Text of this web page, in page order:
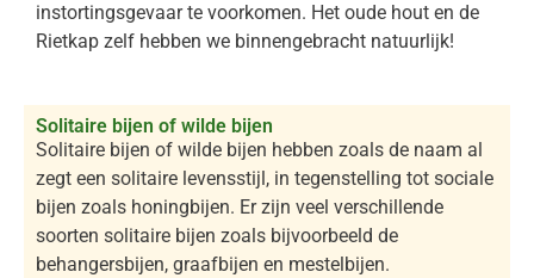
instortingsgevaar te voorkomen. Het oude hout en de
Rietkap zelf hebben we binnengebracht natuurlijk!
Solitaire bijen of wilde bijen
Solitaire bijen of wilde bijen hebben zoals de naam al
zegt een solitaire levensstijl, in tegenstelling tot sociale
bijen zoals honingbijen. Er zijn veel verschillende
soorten solitaire bijen zoals bijvoorbeeld de
behangersbijen, graafbijen en mestelbijen.